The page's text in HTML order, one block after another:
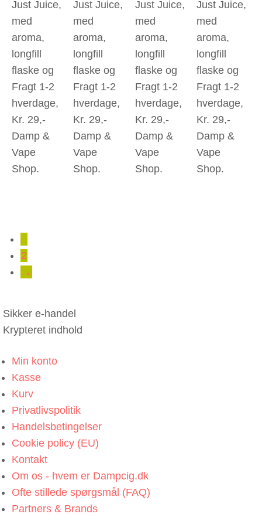
Just Juice,
med
aroma,
longfill
flaske og
Fragt 1-2
hverdage,
Kr. 29,-
Damp &
Vape
Shop.
Just Juice,
med
aroma,
longfill
flaske og
Fragt 1-2
hverdage,
Kr. 29,-
Damp &
Vape
Shop.
Just Juice,
med
aroma,
longfill
flaske og
Fragt 1-2
hverdage,
Kr. 29,-
Damp &
Vape
Shop.
Just Juice,
med
aroma,
longfill
flaske og
Fragt 1-2
hverdage,
Kr. 29,-
Damp &
Vape
Shop.
2
→
Sikker e-handel
Krypteret indhold
Min konto
Kasse
Kurv
Privatlivspolitik
Handelsbetingelser
Cookie policy (EU)
Kontakt
Om os - hvem er Dampcig.dk
Ofte stillede spørgsmål (FAQ)
Partners & Brands